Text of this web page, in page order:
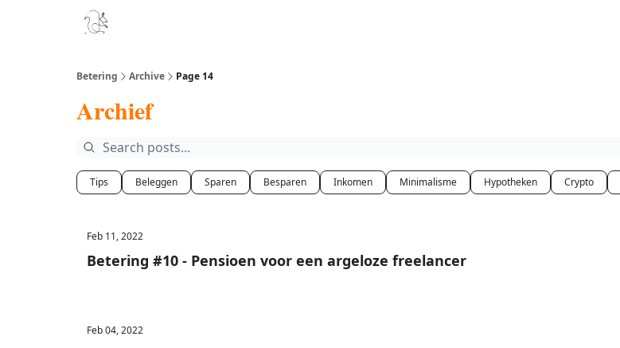
Betering Archive Page 14
Archief
Tips Beleggen Sparen Besparen Inkomen Minimalisme Hypotheken Crypto
Feb 11, 2022
Betering #10 - Pensioen voor een argeloze freelancer
Feb 04, 2022